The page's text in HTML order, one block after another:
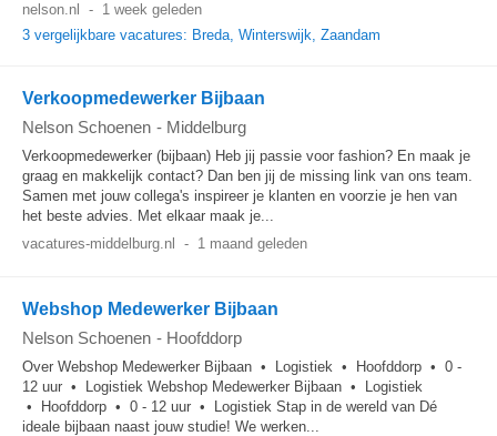
nelson.nl
- 1 week geleden
3 vergelijkbare vacatures: Breda, Winterswijk, Zaandam
Verkoopmedewerker Bijbaan
Nelson Schoenen - Middelburg
Verkoopmedewerker (bijbaan) Heb jij passie voor fashion? En maak je
graag en makkelijk contact? Dan ben jij de missing link van ons team.
Samen met jouw collega's inspireer je klanten en voorzie je hen van
het beste advies. Met elkaar maak je...
vacatures-middelburg.nl
- 1 maand geleden
Webshop Medewerker Bijbaan
Nelson Schoenen - Hoofddorp
Over Webshop Medewerker Bijbaan • Logistiek • Hoofddorp • 0 -
12 uur • Logistiek Webshop Medewerker Bijbaan • Logistiek
• Hoofddorp • 0 - 12 uur • Logistiek Stap in de wereld van Dé
ideale bijbaan naast jouw studie! We werken...